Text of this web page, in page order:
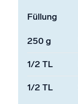
Füllung
250 g
1/2 TL
1/2 TL